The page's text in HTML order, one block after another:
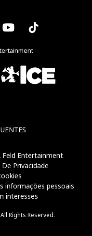
YouTubeTiktok
Feld Entertainment
Privacidade
informações pessoais
interesses
Rights Reserved.